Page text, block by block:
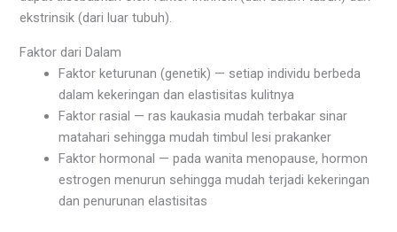
ekstrinsik (dari luar tubuh).
Faktor dari Dalam
Faktor keturunan (genetik) — setiap individu berbeda
dalam kekeringan dan elastisitas kulitnya
Faktor rasial — ras kaukasia mudah terbakar sinar
matahari sehingga mudah timbul lesi prakanker
Faktor hormonal — pada wanita menopause, hormon
estrogen menurun sehingga mudah terjadi kekeringan
dan penurunan elastisitas